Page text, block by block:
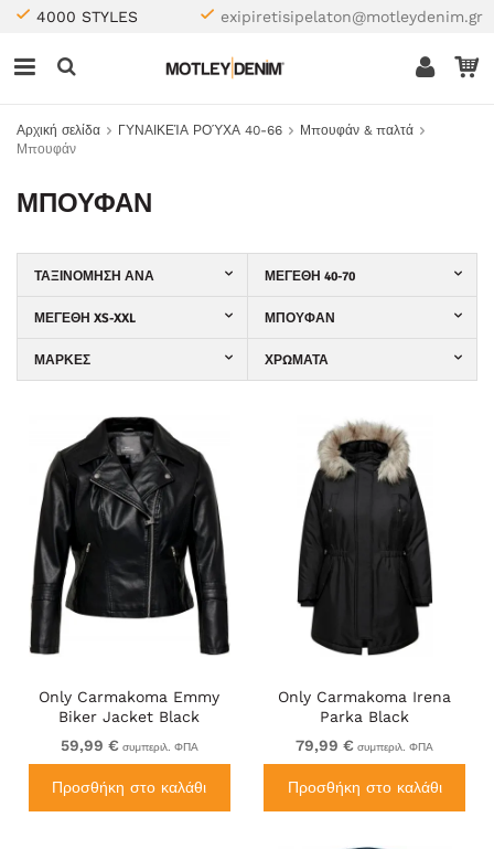
4000 STYLES exipiretisipelaton@motleydenim.gr
Αρχική σελίδα ΓΥΝΑΙΚΕΊΑ ΡΟΎΧΑ 40-66
Μπουφάν & παλτά
Μπουφάν
ΜΠΟΥΦΆΝ
ΤΑΞΙΝΌΜΗΣΗ ΑΝΆ ΜΕΓΈΘΗ 40-70
ΜΕΓΈΘΗ XS-XXL ΜΠΟΥΦΆΝ
ΜΆΡΚΕΣ ΧΡΏΜΑΤΑ
Only Carmakoma Emmy
Biker Jacket Black
59,99 € συμπεριλ. ΦΠΑ
Προσθήκη στο καλάθι
Only Carmakoma Irena
Parka Black
79,99 € συμπεριλ. ΦΠΑ
Προσθήκη στο καλάθι